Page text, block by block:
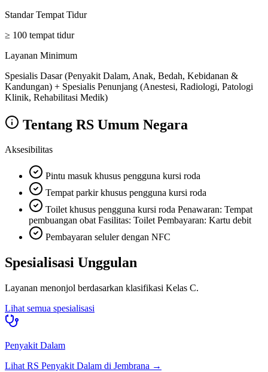
Standar Tempat Tidur
≥ 100 tempat tidur
Layanan Minimum
Spesialis Dasar (Penyakit Dalam, Anak, Bedah, Kebidanan &
Kandungan) + Spesialis Penunjang (Anestesi, Radiologi, Patologi
Klinik, Rehabilitasi Medik)
Tentang RS Umum Negara
Aksesibilitas
Pintu masuk khusus pengguna kursi roda
Tempat parkir khusus pengguna kursi roda
Toilet khusus pengguna kursi roda Penawaran: Tempat
pembuangan obat Fasilitas: Toilet Pembayaran: Kartu debit
Pembayaran seluler dengan NFC
Spesialisasi Unggulan
Layanan menonjol berdasarkan klasifikasi Kelas C.
Lihat semua spesialisasi
Penyakit Dalam
Lihat RS Penyakit Dalam di Jembrana →